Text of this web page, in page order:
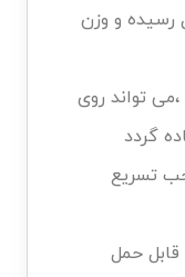
رسیده و وزن
تواند روی
گردد
تسریع
حمل